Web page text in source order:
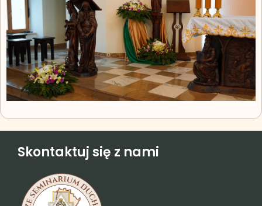
Skontaktuj się z nami